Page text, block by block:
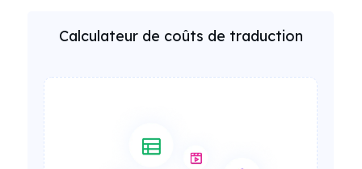
Calculateur de coûts de traduction